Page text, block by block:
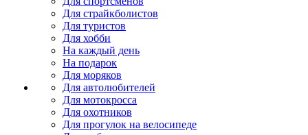
Для страйкболистов
Для туристов
Для хобби
На каждый день
На подарок
Для моряков
Для автолюбителей
Для мотокросса
Для охотников
Для прогулок на велосипеде